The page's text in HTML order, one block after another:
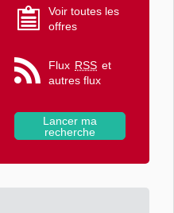
Voir toutes les
offres
Flux RSS et
autres flux